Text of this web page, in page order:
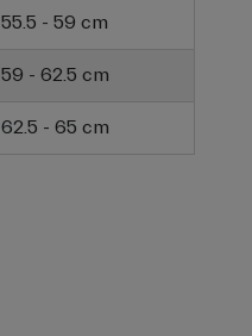
55.5 - 59 cm
59 - 62.5 cm
62.5 - 65 cm